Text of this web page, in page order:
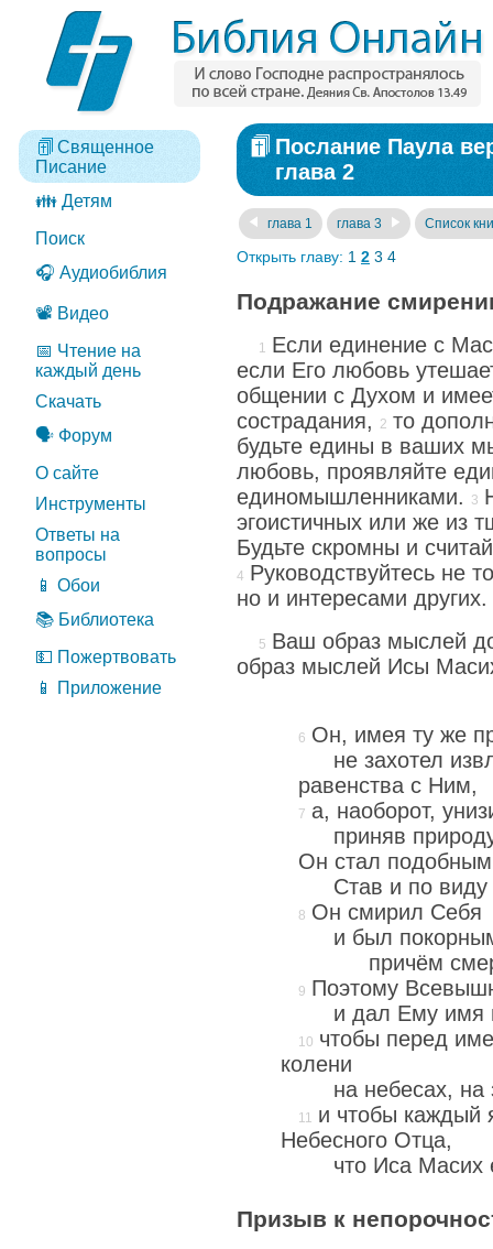
Священное
Писание
👪 Детям
Поиск
🎧 Аудиобиблия
📽️ Видео
📅 Чтение на
каждый день
Скачать
🗣️ Форум
О сайте
Инструменты
Ответы на
вопросы
📱 Обои
📚 Библиотека
💵 Пожертвовать
📱 Приложение
Послание Паула
глава 2
глава 1 глава 3 Список
Открыть главу: 1 2 3 4
Подражание
Если единение с
если Его любовь
общении с Духом и
сострадания,
то
будьте едины в ваших
любовь, проявляйте
единомышленниками.
эгоистичных или же из
Будьте скромны и
Руководствуйтесь не
но и интересами других.
Ваш образ мыслей
образ мыслей Исы
Он, имея ту же
не захотел
равенства с Ним,
а, наоборот,
приняв
Он стал
Став и по виду
Он смирил Себя
и был
причём
Поэтому
и дал Ему имя
чтобы перед
колени
на небесах,
и чтобы каждый
Небесного Отца,
что Иса Масих
Призыв к